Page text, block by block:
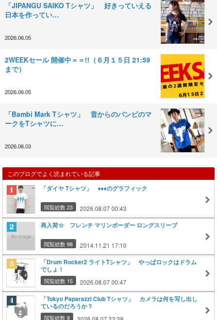
「JIPANGU SAIKO Tシャツ」 好きっていえる
日本を作ってい…
2026.06.05
2WEEKセール 開催中＝＝!!（６月１５日 21:59
まで）
2026.06.05
「Bambi Mark Tシャツ」 昔からのバンビのマ
ークをTシャツに…
2026.06.03
このブログでよく読まれている記事
「ダイヤ Tシャツ」 ♦︎♦︎♦︎のグラフィック
閲覧総数 23 2026.08.07 00:43
再入荷☆ フレンチ マリンボーダー ロングスリーブ
閲覧総数 98 2014.11.21 17:10
「Drum Rocker2 ライトTシャツ」 やっぱロックはドラム
でしょ！
閲覧総数 15 2026.08.07 00:47
「Tokyo Paparazzi Club Tシャツ」 カメラは何を写し出し
ているのだろうか？
閲覧総数 9